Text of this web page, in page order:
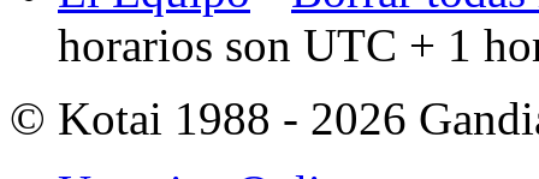
horarios son UTC + 1
© Kotai 1988 - 2026